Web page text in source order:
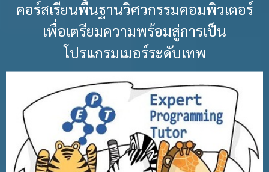
คอร์สเรียนพื้นฐานวิศวกรรมคอมพิวเตอร์
เพื่อเตรียมความพร้อมสู่การเป็น
โปรแกรมเมอร์ระดับเทพ